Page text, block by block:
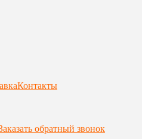
Контакты
обратный звонок